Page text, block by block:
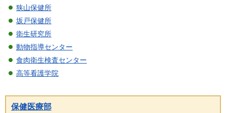
狭山保健所
坂戸保健所
衛生研究所
動物指導センター
食肉衛生検査センター
高等看護学院
保健医療部